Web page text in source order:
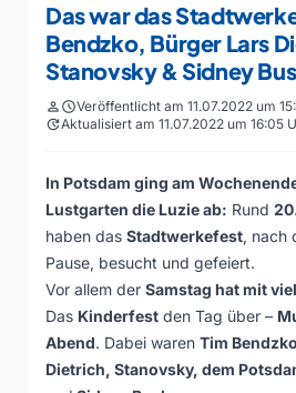
Das war das
Bendzko, Bürger Lars
Stanovsky & Sidney
personscheduleVeröffentlicht am 11.07.2022 um
updateAktualisiert am 11.07.2022 um 16:05
In Potsdam ging am
Lustgarten die Luzie ab: Rund
haben das Stadtwerkefest, nach
Pause, besucht und gefeiert.
Vor allem der Samstag hat mit
Das Kinderfest den Tag über –
Abend. Dabei waren Tim
Dietrich, Stanovsky, dem